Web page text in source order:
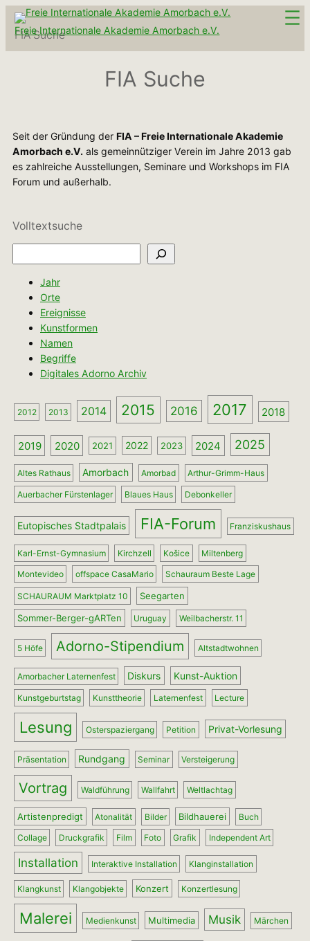
Zum
Inhalt
springen
FIA Suche
Freie Internationale Akademie Amorbach e.V.
FIA Suche
Seit der Gründung der FIA – Freie Internationale Akademie
Amorbach e.V. als gemeinnütziger Verein im Jahre 2013 gab
es zahlreiche Ausstellungen, Seminare und Workshops im FIA
Forum und außerhalb.
Volltextsuche
Jahr
Orte
Ereignisse
Kunstformen
Namen
Begriffe
Digitales Adorno Archiv
2012 2013 2014 2015 2016 2017 2018
2019 2020 2021 2022 2023 2024 2025
Altes Rathaus Amorbach Amorbad Arthur-Grimm-Haus
Auerbacher Fürstenlager Blaues Haus Debonkeller
Eutopisches Stadtpalais FIA-Forum Franziskushaus
Karl-Ernst-Gymnasium Kirchzell Košice
Miltenberg
Montevideo
offspace CasaMario Schauraum Beste Lage
SCHAURAUM Marktplatz 10
Seegarten
Sommer-Berger-gARTen
Uruguay Weilbacherstr. 11
5 Höfe Adorno-Stipendium Altstadtwohnen
Amorbacher Laternenfest Diskurs Kunst-Auktion
Kunstgeburtstag Kunsttheorie Laternenfest Lecture
Lesung Osterspaziergang Petition Privat-Vorlesung
Präsentation Rundgang Seminar Versteigerung
Vortrag Waldführung Wallfahrt Weltlachtag
Artistenpredigt Atonalität Bilder Bildhauerei
Buch
Collage
Druckgrafik Film Foto Grafik Independent Art
Installation Interaktive Installation Klanginstallation
Klangkunst Klangobjekte Konzert Konzertlesung
Malerei Medienkunst Multimedia Musik Märchen